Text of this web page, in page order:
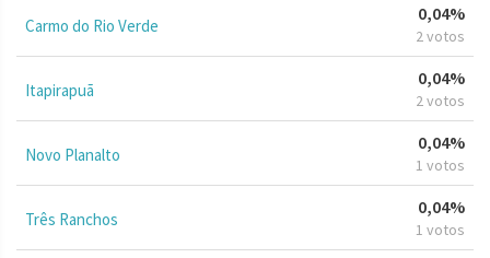
Carmo do Rio Verde
0,04%
2 votos
Itapirapuã
0,04%
2 votos
Novo Planalto
0,04%
1 votos
Três Ranchos
0,04%
1 votos